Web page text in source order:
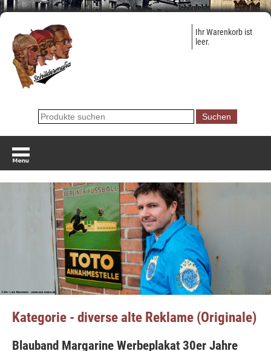
Ihr Warenkorb ist
leer.
Kategorie - diverse alte Reklame (Originale)
Blauband Margarine Werbeplakat 30er Jahre